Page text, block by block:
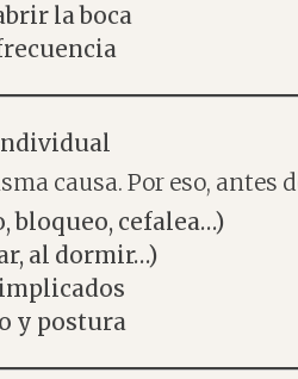
la boca
causa. Por eso, antes
bloqueo, cefalea…)
al dormir…)
y postura